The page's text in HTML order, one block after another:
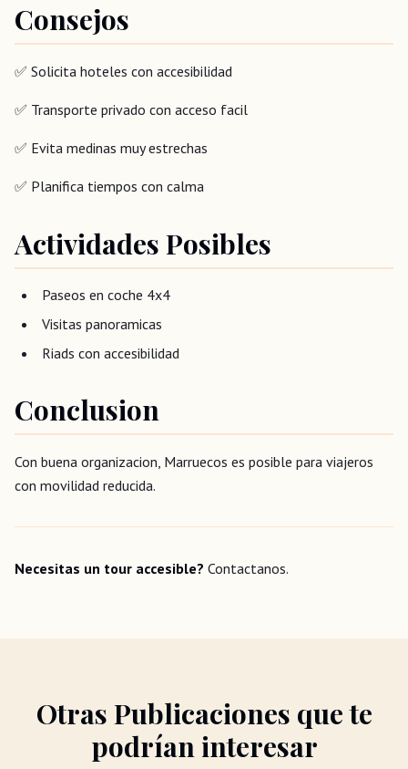
Consejos
✅ Solicita hoteles con accesibilidad
✅ Transporte privado con acceso facil
✅ Evita medinas muy estrechas
✅ Planifica tiempos con calma
Actividades Posibles
Paseos en coche 4x4
Visitas panoramicas
Riads con accesibilidad
Conclusion
Con buena organizacion, Marruecos es posible para viajeros
con movilidad reducida.
Necesitas un tour accesible? Contactanos.
Otras Publicaciones que te
podrían interesar